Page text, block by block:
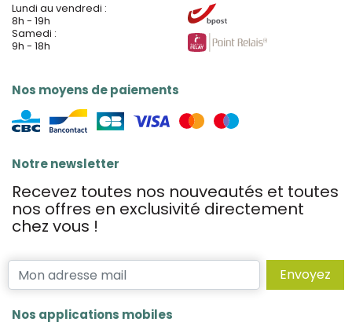
Lundi au vendredi :
8h - 19h
Samedi :
9h - 18h
Nos moyens de paiements
Notre newsletter
Recevez toutes nos nouveautés et toutes
nos offres en exclusivité directement
chez vous !
Envoyez
Nos applications mobiles